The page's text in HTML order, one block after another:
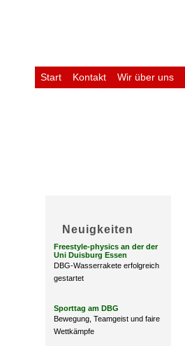
Start Kontakt Wir über uns
Neuigkeiten
Freestyle-physics an der der
Uni Duisburg Essen
DBG-Wasserrakete erfolgreich
gestartet
Sporttag am DBG
Bewegung, Teamgeist und faire
Wettkämpfe